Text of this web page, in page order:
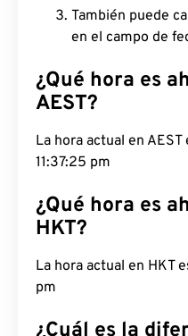
También puede
en el campo de
¿Qué hora es
AEST?
La hora actual en
11:37:26 pm
¿Qué hora es
HKT?
La hora actual en HKT
pm